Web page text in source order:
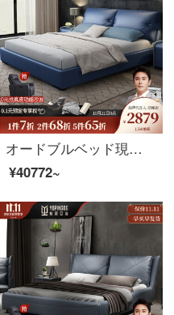
オードブルベッド現代イタリアの真皮ベッド1.8メートルダブルベッドの結婚ベッド北欧のベッドカバー家具（ヘッドクラフト）1.5メートルシングルベッド+ベッドヘッドカウンターのサポートベッド
¥40772~